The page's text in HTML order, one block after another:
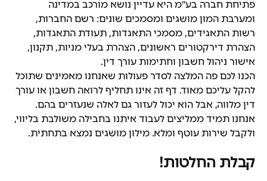
פתיחת חברה בע"מ היא עדיין נושא מורכב במדינה
ומערבת המון מושגים ומסמכים שונים: רשם החברות,
רשות התאגידים, מסמכי התאגדות, תעודת התאגדות,
הצהרת דירקטורים ראשונים, הצהרת בעלי מניות, תקנון,
אישור ניהול חשבון וחתימות עורך דין.
הכנו לכם פה המלצה לסדר פעולות שאנחנו מאמינים שתוכל
להקל עליכם מאוד. דף זה אינו תחליף לרואה חשבון או עורך
דין מלווה, אבל הוא יכול לעזור גם לאלה שנעזרים בהם.
אנחנו תמיד ממליצים לעבוד איתנו בחבילה משולבת בליווי,
ולקבל שירות עוטף ומלא. מילון מושגים נמצא בתחתית.
קבלת החלטות!